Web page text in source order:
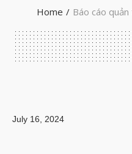
Home / Báo cáo
July 16, 2024